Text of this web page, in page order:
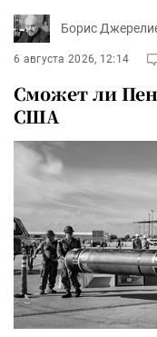
Борис
6 августа 2026, 12:14
Сможет ли
США